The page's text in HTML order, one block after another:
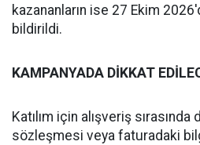
kazananların ise 27 Ekim
bildirildi.
KAMPANYADA DİKKAT
Katılım için alışveriş
sözleşmesi veya faturadaki